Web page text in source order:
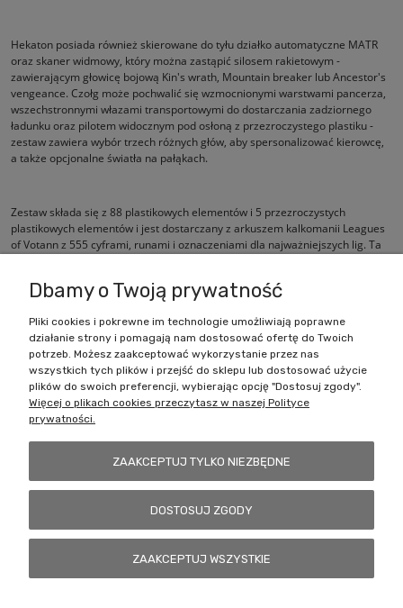
Hekaton posiada również skierowane do tyłu działko automatyczne MATR
oraz skaner widmowy, który można zastąpić silosem rakietowym -
zawierającym głowicę bojową Kin's wrath, Mountain breaker lub Ancestor's
vengeance. Czołg może pochwalić się wzmocnionymi warstwami pancerza,
wszechstronnymi włazami transportowymi do dostarczania zadziornego
ładunku oraz pilotem widocznym pod osłoną z przezroczystego plastiku -
zestaw zawiera wybór trzech różnych głów, aby spersonalizować kierowcę,
a także opcjonalne światła na pałąkach.
Zestaw składa się z 88 plastikowych elementów i 5 przezroczystych
plastikowych elementów i jest dostarczany z arkuszem kalkomanii Leagues
of Votann z 555 cyframi, runami i oznaczeniami dla najważniejszych lig. Ta
Zakupy
Pomoc
Dbamy o Twoją prywatność
Pliki cookies i pokrewne im technologie umożliwiają poprawne
działanie strony i pomagają nam dostosować ofertę do Twoich
potrzeb. Możesz zaakceptować wykorzystanie przez nas
wszystkich tych plików i przejść do sklepu lub dostosować użycie
plików do swoich preferencji, wybierając opcję "Dostosuj zgody".
Więcej o plikach cookies przeczytasz w naszej Polityce
prywatności.
ZAAKCEPTUJ TYLKO NIEZBĘDNE
DOSTOSUJ ZGODY
ZAAKCEPTUJ WSZYSTKIE